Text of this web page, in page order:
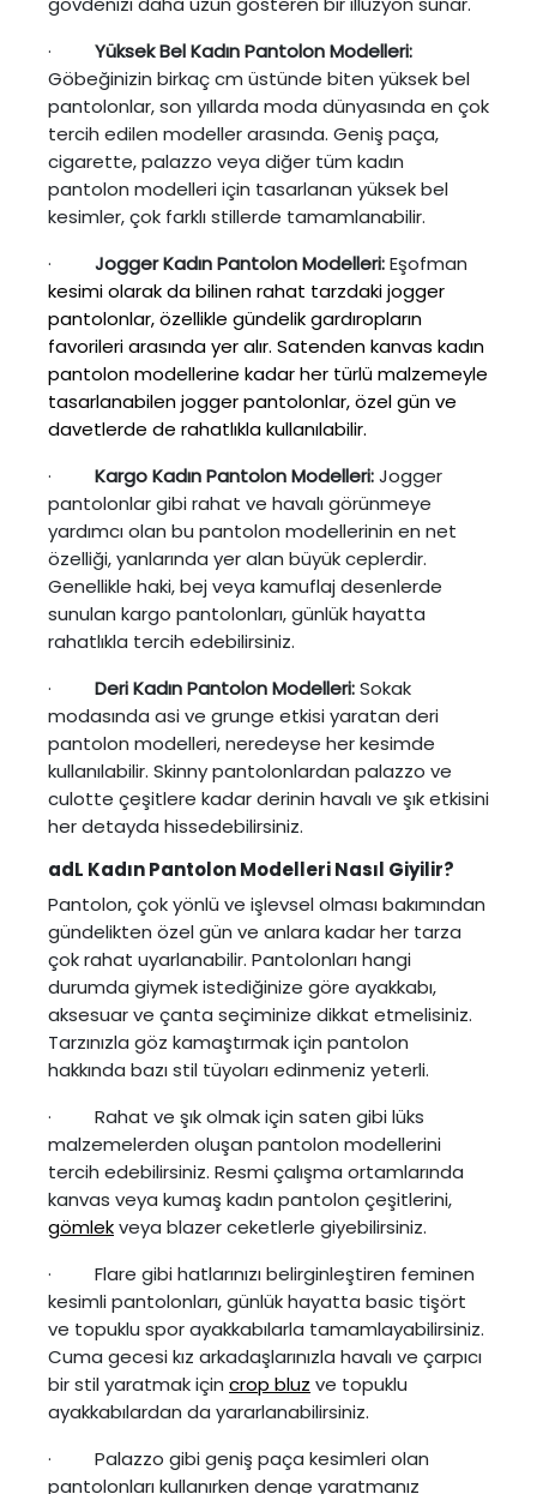
· Yüksek Bel Kadın Pantolon Modelleri:
Göbeğinizin birkaç cm üstünde biten yüksek bel
pantolonlar, son yıllarda moda dünyasında en çok
tercih edilen modeller arasında. Geniş paça,
cigarette, palazzo veya diğer tüm kadın
pantolon modelleri için tasarlanan yüksek bel
kesimler, çok farklı stillerde tamamlanabilir.
· Jogger Kadın Pantolon Modelleri:Eşofman
kesimi olarak da bilinen rahat tarzdaki jogger
pantolonlar, özellikle gündelik gardıropların
favorileri arasında yer alır. Satenden kanvas kadın
pantolon modellerine kadar her türlü malzemeyle
tasarlanabilen jogger pantolonlar, özel gün ve
davetlerde de rahatlıkla kullanılabilir.
· Kargo Kadın Pantolon Modelleri:Jogger
pantolonlar gibi rahat ve havalı görünmeye
yardımcı olan bu pantolon modellerinin en net
özelliği, yanlarında yer alan büyük ceplerdir.
Genellikle haki, bej veya kamuflaj desenlerde
sunulan kargo pantolonları, günlük hayatta
rahatlıkla tercih edebilirsiniz.
· Deri Kadın Pantolon Modelleri:Sokak
modasında asi ve grunge etkisi yaratan deri
pantolon modelleri, neredeyse her kesimde
kullanılabilir. Skinny pantolonlardan palazzo ve
culotte çeşitlere kadar derinin havalı ve şık etkisini
her detayda hissedebilirsiniz.
adL Kadın Pantolon Modelleri Nasıl Giyilir?
Pantolon, çok yönlü ve işlevsel olması bakımından
gündelikten özel gün ve anlara kadar her tarza
çok rahat uyarlanabilir. Pantolonları hangi
durumda giymek istediğinize göre ayakkabı,
aksesuar ve çanta seçiminize dikkat etmelisiniz.
Tarzınızla göz kamaştırmak için pantolon
hakkında bazı stil tüyoları edinmeniz yeterli.
· Rahat ve şık olmak için saten gibi lüks
malzemelerden oluşan pantolon modellerini
tercih edebilirsiniz. Resmi çalışma ortamlarında
kanvas veya kumaş kadın pantolon çeşitlerini,
gömlekveya blazer ceketlerle giyebilirsiniz.
· Flare gibi hatlarınızı belirginleştiren feminen
kesimli pantolonları, günlük hayatta basic tişört
ve topuklu spor ayakkabılarla tamamlayabilirsiniz.
Cuma gecesi kız arkadaşlarınızla havalı ve çarpıcı
bir stil yaratmak için crop bluz ve topuklu
ayakkabılardan da yararlanabilirsiniz.
· Palazzo gibi geniş paça kesimleri olan
pantolonları kullanırken denge yaratmanız